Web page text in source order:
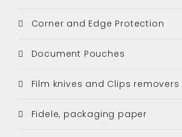
Corner and Edge Protection
Document Pouches
Film knives and Clips removers
Fidele, packaging paper